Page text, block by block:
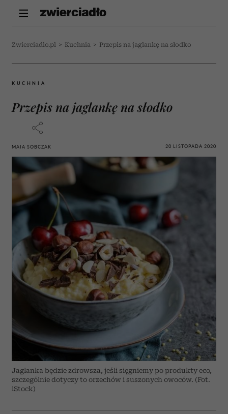
Zwierciadlo.pl > Kuchnia > Przepis na jaglankę na słodko
KUCHNIA
Przepis na jaglankę na słodko
MAIA SOBCZAK 20 LISTOPADA 2020
Jaglanka będzie zdrowsza, jeśli sięgniemy po produkty eco,
szczególnie dotyczy to orzechów i suszonych owoców. (Fot.
iStock)